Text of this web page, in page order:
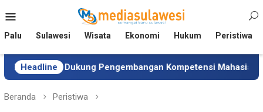
ke
Mobile
Palu Sulawesi Wisata Ekonomi Hukum Peristiwa
Headline
Dukung Pengembangan Kompetensi Mahasiswa Tim
Beranda Peristiwa